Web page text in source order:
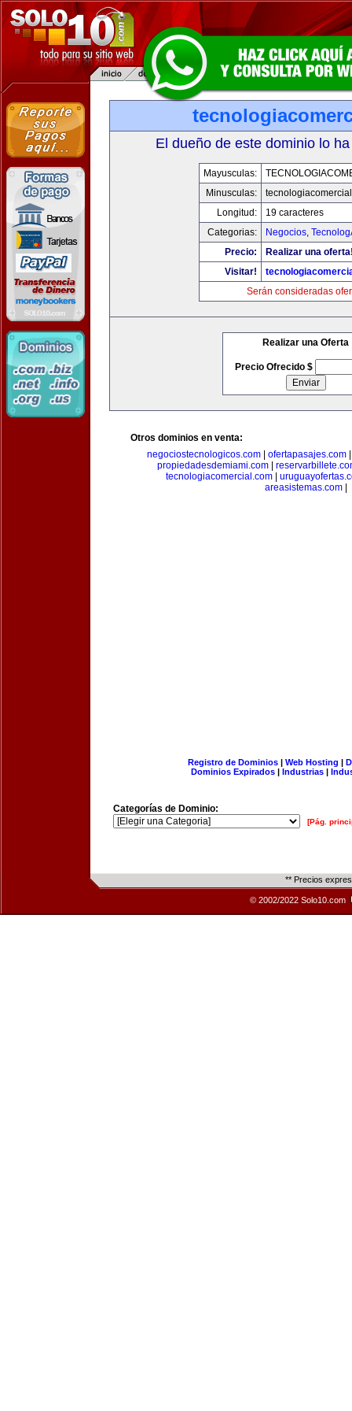
El dueño de este dominio lo
Mayusculas:
Minusculas:
Longitud:
19 caracteres
Categorias:
Negocios,
Precio:
Realizar una
Visitar!
Serán consideradas
Realizar una Oferta
Precio Ofrecido $
Otros dominios en venta:
negociostecnologicos.com
ofertapasajes.com
propiedadesdemiami.com
tecnologiacomercial.com
areasistemas.com|
Registro de Dominios| Web Hosting |
Dominios Expirados | Industrias |
Categorías de Dominio:
[Pág.
** Precios
© 2002/2022 Solo10.com